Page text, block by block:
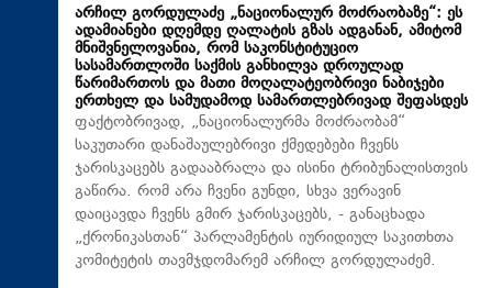
არჩილ გორდულაძე „ნაციონალურ მოძრაობაზე“: ეს
ადამიანები დღემდე ღალატის გზას ადგანან, ამიტომ
მნიშვნელოვანია, რომ საკონსტიტუციო
სასამართლოში საქმის განხილვა დროულად
წარიმართოს და მათი მოღალატეობრივი ნაბიჯები
ერთხელ და სამუდამოდ სამართლებრივად შეფასდეს
ფაქტობრივად, „ნაციონალურმა მოძრაობამ“
საკუთარი დანაშაულებრივი ქმედებები ჩვენს
ჯარისკაცებს გადააბრალა და ისინი ტრიბუნალისთვის
გაწირა. რომ არა ჩვენი გუნდი, სხვა ვერავინ
დაიცავდა ჩვენს გმირ ჯარისკაცებს, - განაცხადა
„ქრონიკასთან“ პარლამენტის იურიდიულ საკითხთა
კომიტეტის თავმჯდომარემ არჩილ გორდულაძემ.